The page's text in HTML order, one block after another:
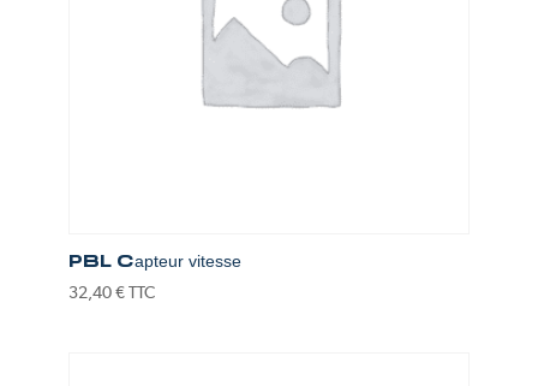
PBL Capteur vitesse
32,40€ TTC